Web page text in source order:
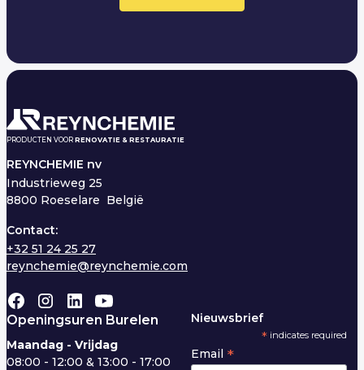
PRODUCTEN VOOR RENOVATIE & RESTAURATIE
REYNCHEMIE nv
Industrieweg 25
8800 Roeselare België
Contact:
+32 51 24 25 27
reynchemie@reynchemie.com
Openingsuren Burelen
Maandag - Vrijdag
08:00 - 12:00 & 13:00 - 17:00
Nieuwsbrief
* indicates required
Email *